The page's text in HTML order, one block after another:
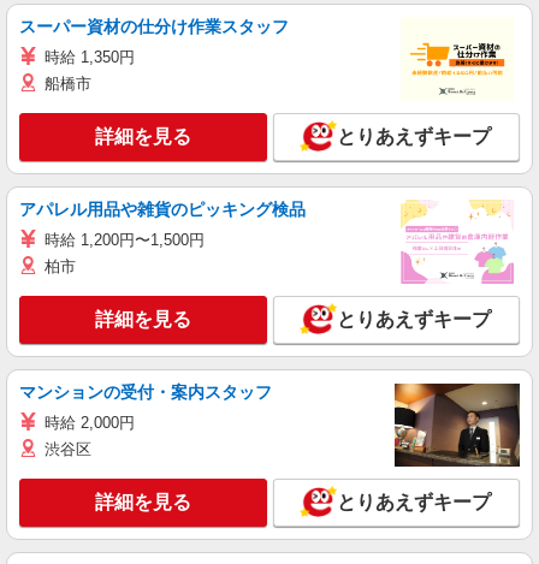
スーパー資材の仕分け作業スタッフ
時給 1,350円
船橋市
詳細を見る とりあえずキープ
アパレル用品や雑貨のピッキング検品
時給 1,200円〜1,500円
柏市
詳細を見る とりあえずキープ
マンションの受付・案内スタッフ
時給 2,000円
渋谷区
詳細を見る とりあえずキープ